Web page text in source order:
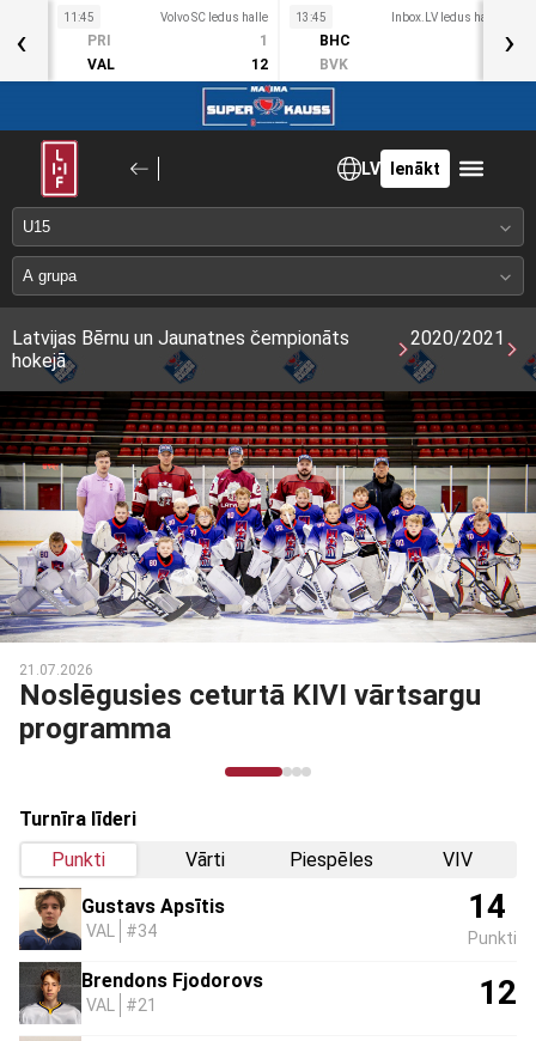
Okt
11:45 Volvo SC ledus halle
PRI
1
VAL
12
13:45 Inbox.LV ledus halle
BHC
BVK
‹ ›
LV Ienākt
Latvijas Bērnu un Jaunatnes čempionāts
hokejā
2020/2021
03.03.2026
Noslēdzies Talantu Izcilības
programmas otrais posms
Turnīra līderi
Punkti
Vārti Piespēles VIV
Gustavs Apsītis
VAL #34
14
Punkti
Brendons Fjodorovs
VAL #21 12